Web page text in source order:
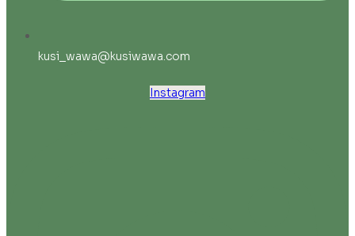
kusi_wawa@kusiwawa.com
Instagram